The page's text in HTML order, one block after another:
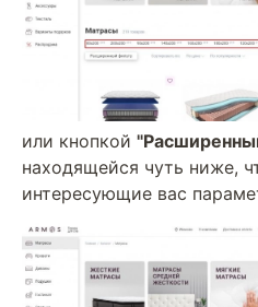
или кнопкой
находящейся чуть ниже,
интересующие вас